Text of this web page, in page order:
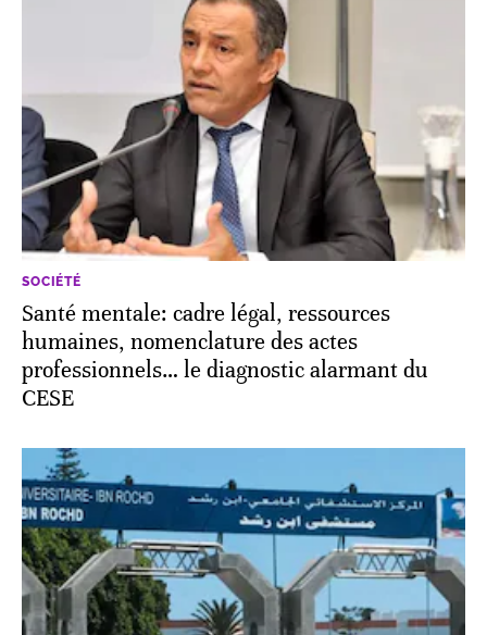
SOCIÉTÉ
Santé mentale: cadre légal, ressources
humaines, nomenclature des actes
professionnels… le diagnostic alarmant du
CESE